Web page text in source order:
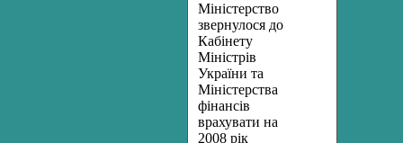
Міністерство
звернулося до
Кабінету
Міністрів
України та
Міністерства
фінансів
врахувати на
2008 рік